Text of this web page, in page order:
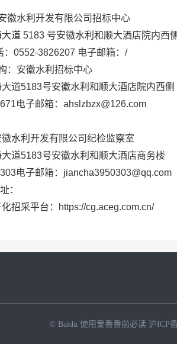
徽水利开发有限公司招标中心
大道 5183 号安徽水利和顺大酒店院内西
0552-3826207 电子邮箱： /
： 安徽水利招标中心
大道5183号安徽水利和顺大酒店院内西侧
电子邮箱： ahslzbzx@126.com
徽水利开发有限公司纪检监察室
大道5183号安徽水利和顺大酒店商务楼
电子邮箱： jiancha3950303@qq.com
：
招采平台：
https://cg.aceg.com.cn/
© Baidu 使用爱番番前必读 沪ICP